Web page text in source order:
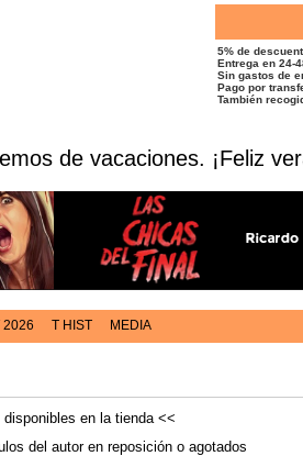
5% de
Entrega en 24-
Sin gastos de
Pago por
También
de vacaciones. ¡Feliz
2026 T HIST MEDIA
en la tienda <<
del autor en reposición o agotados